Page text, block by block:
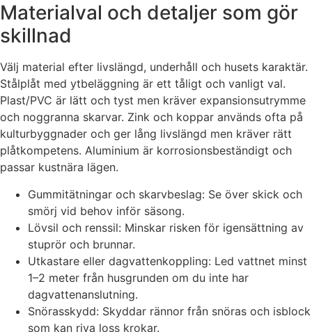
Materialval och detaljer som gör
skillnad
Välj material efter livslängd, underhåll och husets karaktär.
Stålplåt med ytbeläggning är ett tåligt och vanligt val.
Plast/PVC är lätt och tyst men kräver expansionsutrymme
och noggranna skarvar. Zink och koppar används ofta på
kulturbyggnader och ger lång livslängd men kräver rätt
plåtkompetens. Aluminium är korrosionsbeständigt och
passar kustnära lägen.
Gummitätningar och skarvbeslag: Se över skick och
smörj vid behov inför säsong.
Lövsil och renssil: Minskar risken för igensättning av
stuprör och brunnar.
Utkastare eller dagvattenkoppling: Led vattnet minst
1–2 meter från husgrunden om du inte har
dagvattenanslutning.
Snörasskydd: Skyddar rännor från snöras och isblock
som kan riva loss krokar.